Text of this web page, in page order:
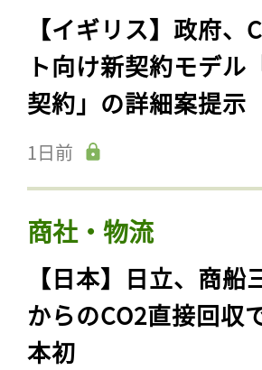
【イギリス】政府、
ト向け新契約モデル
契約」の詳細案提示
1日前
商社・物流
【日本】日立、商
からのCO2直接回収
本初